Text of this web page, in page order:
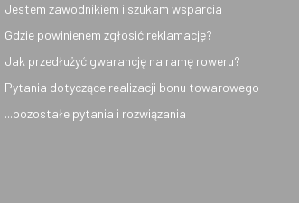
Jestem zawodnikiem i szukam wsparcia
Gdzie powinienem zgłosić reklamację?
Jak przedłużyć gwarancję na ramę roweru?
Pytania dotyczące realizacji bonu towarowego
...pozostałe pytania i rozwiązania